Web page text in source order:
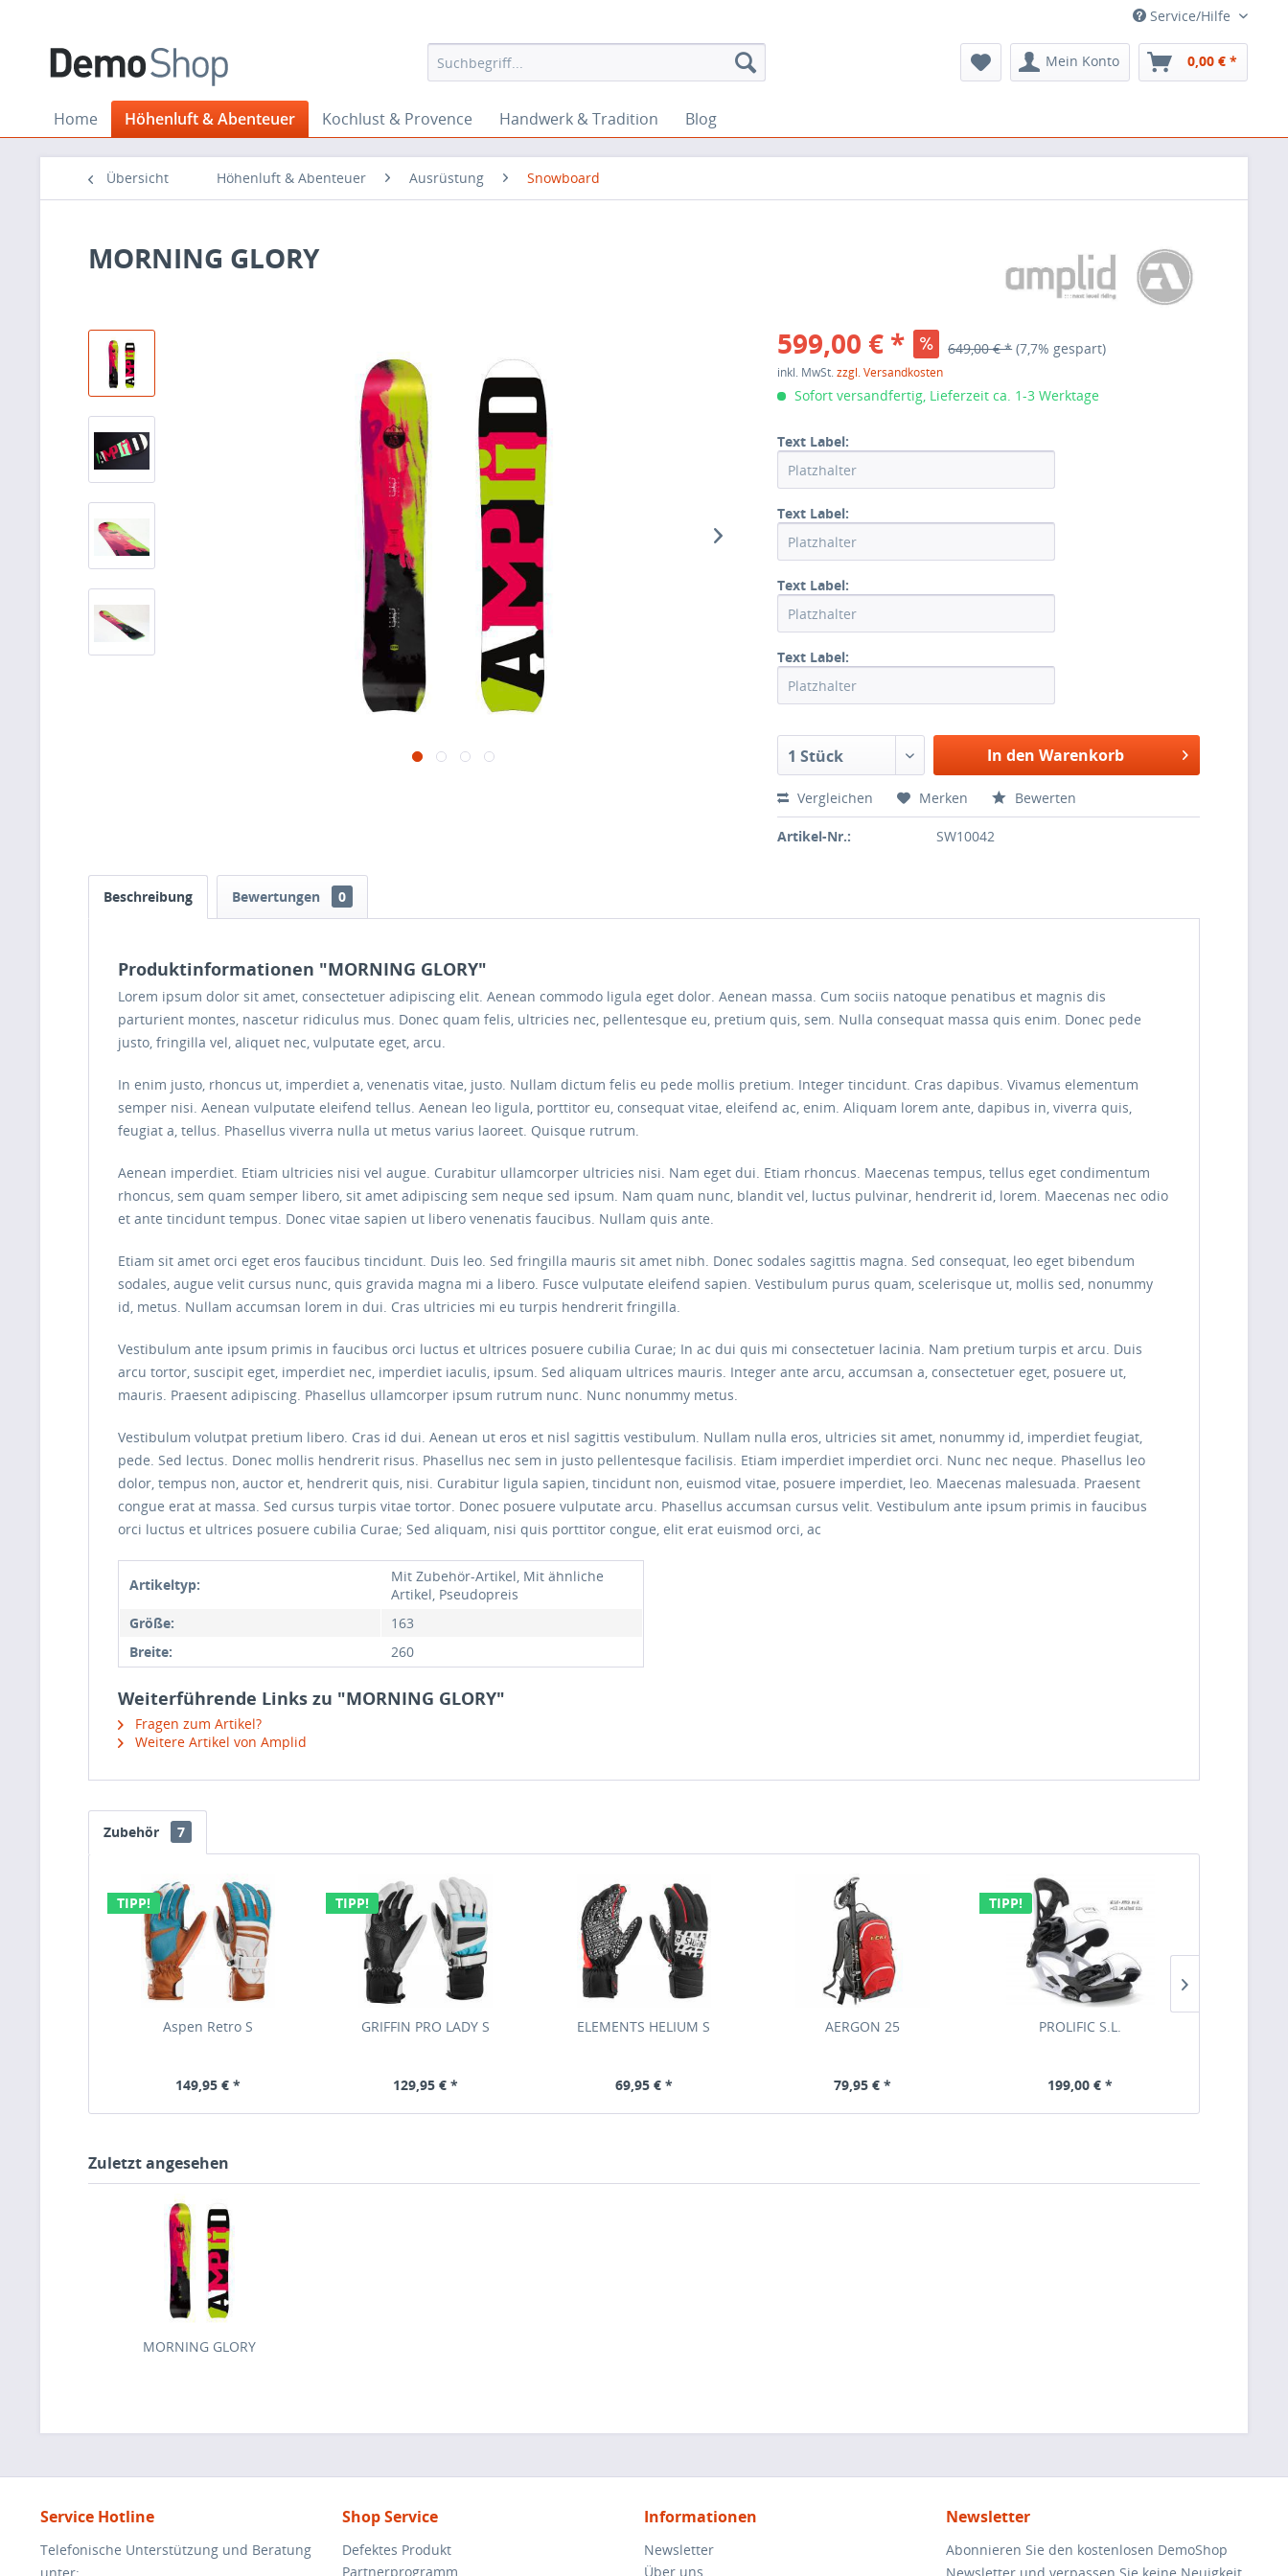
Service/Hilfe
Mein Konto 0,00 € *
Home Höhenluft & Abenteuer Kochlust & Provence Handwerk & Tradition Blog
Übersicht Höhenluft & Abenteuer Ausrüstung Snowboard
MORNING GLORY
599,00 € * 649,00 € * (7,7% gespart)
inkl. MwSt.zzgl. Versandkosten
Sofort versandfertig, Lieferzeit ca. 1-3 Werktage
Text Label:
Text Label:
Text Label:
Text Label:
1 Stück In den Warenkorb
Vergleichen Merken Bewerten
Artikel-Nr.: SW10042
Beschreibung Bewertungen 0
Produktinformationen "MORNING GLORY"
Lorem ipsum dolor sit amet, consectetuer adipiscing elit. Aenean commodo ligula eget dolor. Aenean massa. Cum sociis natoque penatibus et magnis dis
parturient montes, nascetur ridiculus mus. Donec quam felis, ultricies nec, pellentesque eu, pretium quis, sem. Nulla consequat massa quis enim. Donec pede
justo, fringilla vel, aliquet nec, vulputate eget, arcu.
In enim justo, rhoncus ut, imperdiet a, venenatis vitae, justo. Nullam dictum felis eu pede mollis pretium. Integer tincidunt. Cras dapibus. Vivamus elementum
semper nisi. Aenean vulputate eleifend tellus. Aenean leo ligula, porttitor eu, consequat vitae, eleifend ac, enim. Aliquam lorem ante, dapibus in, viverra quis,
feugiat a, tellus. Phasellus viverra nulla ut metus varius laoreet. Quisque rutrum.
Aenean imperdiet. Etiam ultricies nisi vel augue. Curabitur ullamcorper ultricies nisi. Nam eget dui. Etiam rhoncus. Maecenas tempus, tellus eget condimentum
rhoncus, sem quam semper libero, sit amet adipiscing sem neque sed ipsum. Nam quam nunc, blandit vel, luctus pulvinar, hendrerit id, lorem. Maecenas nec odio
et ante tincidunt tempus. Donec vitae sapien ut libero venenatis faucibus. Nullam quis ante.
Etiam sit amet orci eget eros faucibus tincidunt. Duis leo. Sed fringilla mauris sit amet nibh. Donec sodales sagittis magna. Sed consequat, leo eget bibendum
sodales, augue velit cursus nunc, quis gravida magna mi a libero. Fusce vulputate eleifend sapien. Vestibulum purus quam, scelerisque ut, mollis sed, nonummy
id, metus. Nullam accumsan lorem in dui. Cras ultricies mi eu turpis hendrerit fringilla.
Vestibulum ante ipsum primis in faucibus orci luctus et ultrices posuere cubilia Curae; In ac dui quis mi consectetuer lacinia. Nam pretium turpis et arcu. Duis
arcu tortor, suscipit eget, imperdiet nec, imperdiet iaculis, ipsum. Sed aliquam ultrices mauris. Integer ante arcu, accumsan a, consectetuer eget, posuere ut,
mauris. Praesent adipiscing. Phasellus ullamcorper ipsum rutrum nunc. Nunc nonummy metus.
Vestibulum volutpat pretium libero. Cras id dui. Aenean ut eros et nisl sagittis vestibulum. Nullam nulla eros, ultricies sit amet, nonummy id, imperdiet feugiat,
pede. Sed lectus. Donec mollis hendrerit risus. Phasellus nec sem in justo pellentesque facilisis. Etiam imperdiet imperdiet orci. Nunc nec neque. Phasellus leo
dolor, tempus non, auctor et, hendrerit quis, nisi. Curabitur ligula sapien, tincidunt non, euismod vitae, posuere imperdiet, leo. Maecenas malesuada. Praesent
congue erat at massa. Sed cursus turpis vitae tortor. Donec posuere vulputate arcu. Phasellus accumsan cursus velit. Vestibulum ante ipsum primis in faucibus
orci luctus et ultrices posuere cubilia Curae; Sed aliquam, nisi quis porttitor congue, elit erat euismod orci, ac
Artikeltyp:
Mit Zubehör-Artikel, Mit ähnliche
Artikel, Pseudopreis
Größe:
163
Breite:
260
Weiterführende Links zu "MORNING GLORY"
Fragen zum Artikel?
Weitere Artikel von Amplid
Zubehör 7
TIPP!
Aspen Retro S
149,95 € *
TIPP!
GRIFFIN PRO LADY S
129,95 € *
ELEMENTS HELIUM S
69,95 € *
AERGON 25
79,95 € *
TIPP!
PROLIFIC S.L.
199,00 € *
Zuletzt angesehen
MORNING GLORY
Service Hotline
Telefonische Unterstützung und Beratung
Shop Service
Defektes Produkt
Partnerprogramm
Informationen
Newsletter
Über uns
Newsletter
Abonnieren Sie den kostenlosen DemoShop